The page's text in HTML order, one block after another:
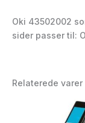
Oki 43502002
sider passer til:
Relaterede varer